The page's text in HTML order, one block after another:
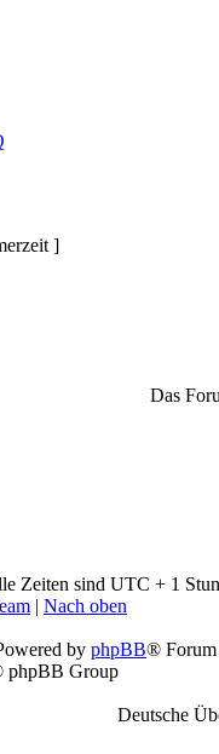
]
Das
Zeiten sind UTC + 1
| Nach oben
by phpBB® Forum
phpBB Group
Deutsche